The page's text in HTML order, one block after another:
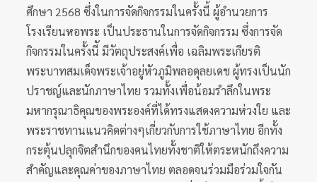
ศึกษา 2568 ซึ่งในการจัดกิจกรรมในครั้งนี้ ผู้อำนวยการ
โรงเรียนหอพระ เป็นประธานในการจัดกิจกรรม ซึ่งการจัด
กิจกรรมในครั้งนีั มีวัตถุประสงค์เพื่อ เฉลิมพระเกียรติ
พระบาทสมเด็จพระเจ้าอยู่หัวภูมิพลอดุลยเดช ผู้ทรงเป็นนัก
ปราชญ์และนักภาษาไทย รวมทั้งเพื่อน้อมรำลึกในพระ
มหากรุณาธิคุณของพระองค์ที่ได้ทรงแสดงความห่วงใย และ
พระราชทานแนวคิดต่างๆเกี่ยวกับการใช้ภาษาไทย อีกทั้ง
กระตุ้นปลุกจิตสำนึกของคนไทยทั้งชาติให้ตระหนักถึงความ
สำคัญและคุณค่าของภาษาไทย ตลอดจนร่วมมือร่วมใจกัน